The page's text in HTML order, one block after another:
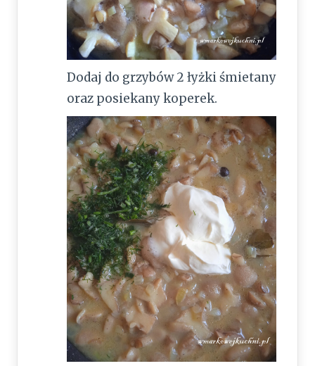
Dodaj do grzybów 2 łyżki śmietany
oraz posiekany koperek.